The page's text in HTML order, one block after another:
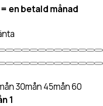
en betald månad
30mån 45mån60
1